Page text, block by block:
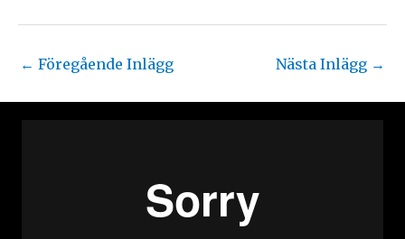
← Föregående Inlägg Nästa Inlägg →